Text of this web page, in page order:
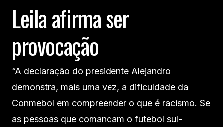
Leila afirma ser
provocação
“A declaração do presidente Alejandro
demonstra, mais uma vez, a dificuldade da
Conmebol em compreender o que é racismo. Se
as pessoas que comandam o futebol sul-